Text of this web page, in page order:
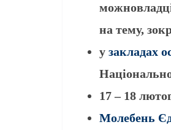
на тему,
у закладах
17 – 18
Молебень